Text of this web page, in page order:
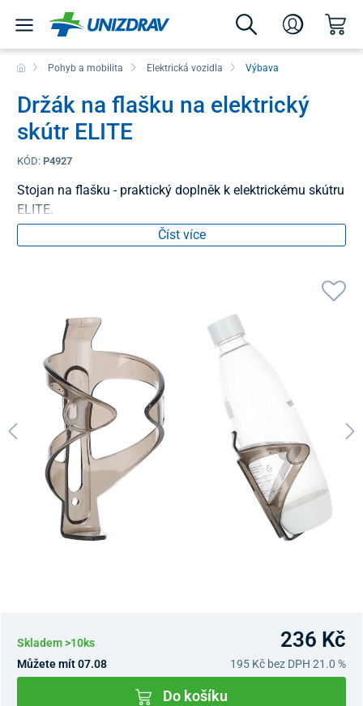
Pohyb a mobilita Elektrická vozidla Výbava
Držák na flašku na elektrický
skútr ELITE
KÓD: P4927
Stojan na flašku - praktický doplněk k elektrickému skútru
ELITE.
Číst více
Skladem >10ks 236 Kč
Můžete mít 07.08 195 Kč bez DPH 21.0 %
Do košíku